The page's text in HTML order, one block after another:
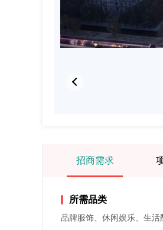
招商需求
所需品类
品牌服饰、休闲娱乐、生活